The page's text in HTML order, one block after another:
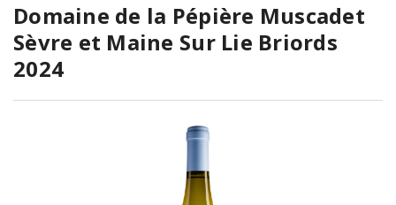
Domaine de la Pépière Muscadet
Sèvre et Maine Sur Lie Briords
2024